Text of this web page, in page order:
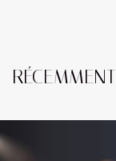
RÉCEMMENT